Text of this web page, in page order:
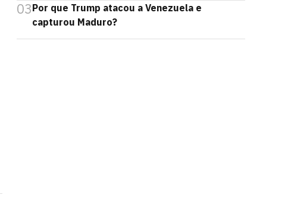
03Por que Trump atacou a Venezuela e
capturou Maduro?